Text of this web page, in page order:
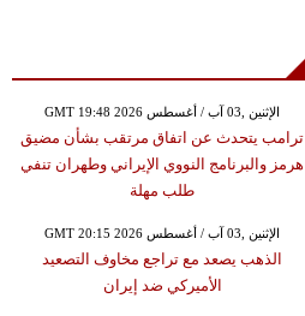
GMT 19:48 2026 الإثنين ,03 آب / أغسطس
ترامب يتحدث عن اتفاق مرتقب بشأن مضيق
هرمز والبرنامج النووي الإيراني وطهران تنفي
طلب مهلة
GMT 20:15 2026 الإثنين ,03 آب / أغسطس
الذهب يصعد مع تراجع مخاوف التصعيد
الأميركي ضد إيران